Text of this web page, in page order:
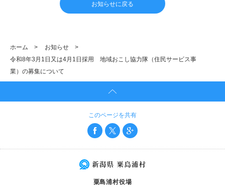
お知らせに戻る
ホーム > お知らせ
>
令和8年3月1日又は4月1日採用 地域おこし協力隊（住民サービス事
業）の募集について
このページを共有
粟島浦村役場